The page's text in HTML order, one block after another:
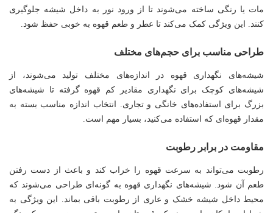
مات یا رنگی ساخته می‌شوند تا از ورود نور به داخل شیشه جلوگیری
کنند. این ویژگی کمک می‌کند تا عطر و طعم قهوه به خوبی حفظ شود.
طراحی مناسب برای حجم‌های مختلف
شیشه‌های نگهداری قهوه در اندازه‌های مختلف تولید می‌شوند، از
شیشه‌های کوچک برای نگهداری مقادیر کم قهوه گرفته تا شیشه‌های
بزرگ برای استفاده‌های خانگی و تجاری. انتخاب اندازه مناسب بسته به
مقدار قهوه‌ای که استفاده می‌کنید، بسیار مهم است.
مقاومت در برابر رطوبت
رطوبت می‌تواند به سرعت قهوه را خراب کند و باعث از دست رفتن
طعم آن شود. شیشه‌های نگهداری قهوه به گونه‌ای طراحی می‌شوند که
محیط داخل شیشه خشک و عاری از رطوبت باقی بماند. این ویژگی به